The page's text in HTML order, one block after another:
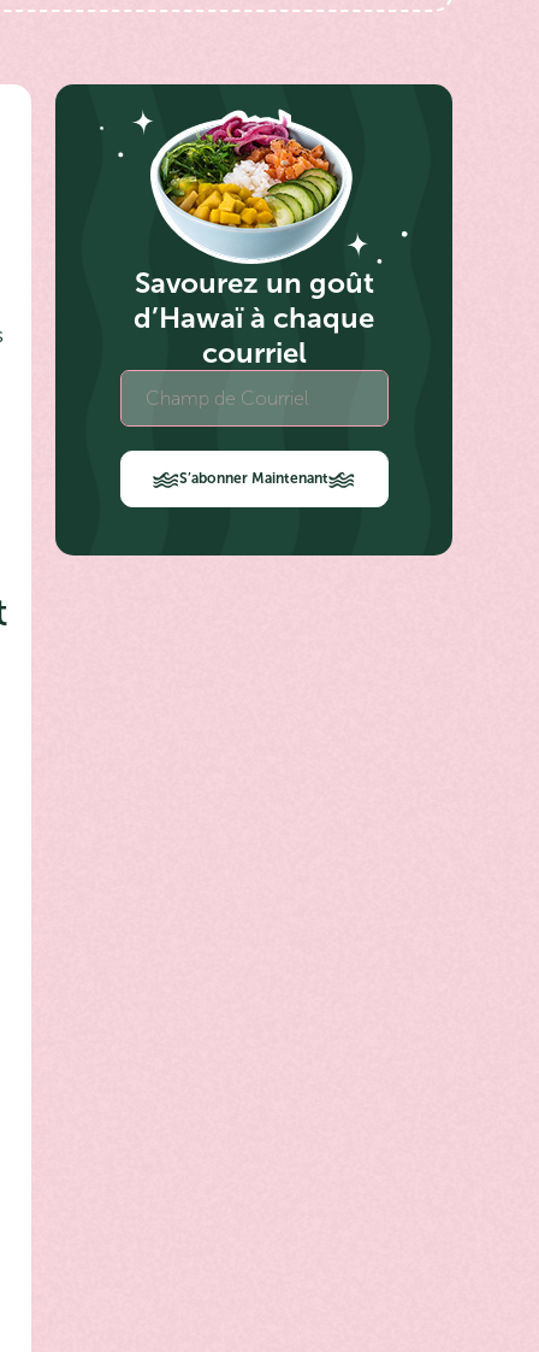
Savourez un goût
d’Hawaï à chaque
courriel
S’abonner Maintenant